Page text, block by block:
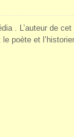
. L’auteur de
poète et